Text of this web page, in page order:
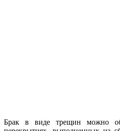
Брак в виде трещин можно